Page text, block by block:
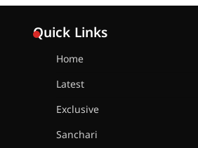
Quick Links
Home
Latest
Exclusive
Sanchari